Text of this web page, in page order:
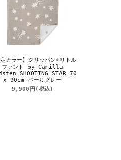
定カラー】クリッパン×リトル
ファント by Camilla
SHOOTING STAR 70
x 90cm ペールグレー
9,900円 (税込)